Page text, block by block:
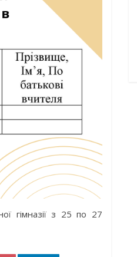
гімназії з 25 по 27